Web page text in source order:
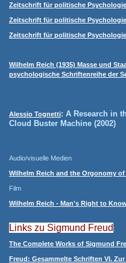
Zeitschrift für politische
Zeitschrift für politische
Zeitschrift für politische
Wilhelm Reich (1935) Masse und
psychologische Schriftenreihe der
Alessio Tognetti: A Research in
Cloud Buster Machine (2002)
Audio/visuelle Medien
Wilhelm Reich and the Orgonomy
Film
Wilhelm Reich - Man's Right to
Links zu Sigmund Freud :
The Complete Works of Sigmund
Freud: Gesammelte Schriften VI.